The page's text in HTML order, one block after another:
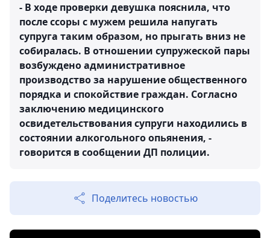
- В ходе проверки девушка пояснила, что
после ссоры с мужем решила напугать
супруга таким образом, но прыгать вниз не
собиралась. В отношении супружеской пары
возбуждено административное
производство за нарушение общественного
порядка и спокойствие граждан. Согласно
заключению медицинского
освидетельствования супруги находились в
состоянии алкогольного опьянения, -
говорится в сообщении ДП полиции.
Поделитесь новостью